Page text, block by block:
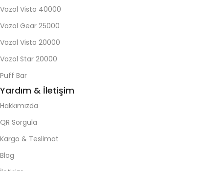
Vozol Vista 40000
Vozol Gear 25000
Vozol Vista 20000
Vozol Star 20000
Puff Bar
Yardım & İletişim
Hakkımızda
QR Sorgula
Kargo & Teslimat
Blog